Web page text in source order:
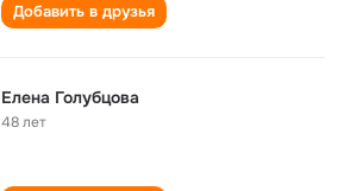
Добавить в друзья
Елена Голубцова
48 лет